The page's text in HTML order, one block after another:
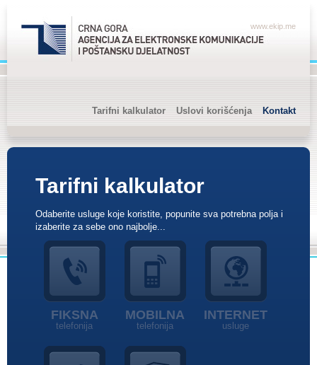
www.ekip.me
Tarifni kalkulator Uslovi korišćenja Kontakt
Tarifni kalkulator
Odaberite usluge koje koristite, popunite sva potrebna polja i
izaberite za sebe ono najbolje...
FIKSNA
telefonija
MOBILNA
telefonija
INTERNET
usluge